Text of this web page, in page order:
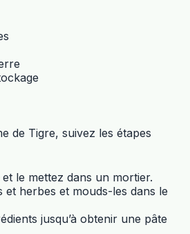
de Tigre, suivez les étapes
le mettez dans un mortier.
et herbes et mouds-les dans le
jusqu’à obtenir une pâte